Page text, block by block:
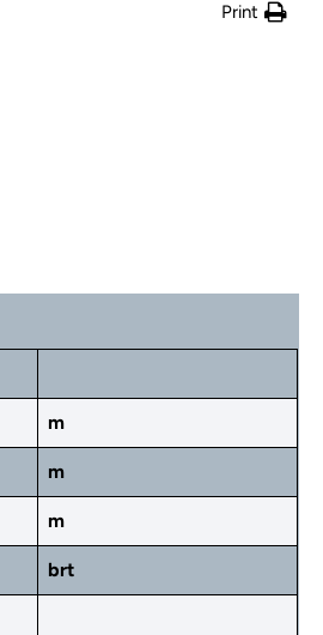
Print
m
m
m
brt